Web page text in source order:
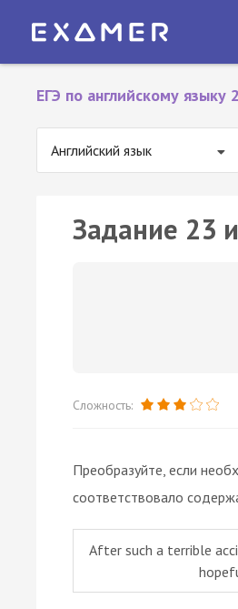
ЕГЭ по английскому языку
Английский язык
Задание 23
Сложность:
Преобразуйте, если
соответствовало
After such a terrible